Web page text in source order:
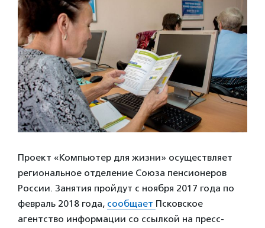
Проект «Компьютер для жизни» осуществляет
региональное отделение Союза пенсионеров
России. Занятия пройдут с ноября 2017 года по
февраль 2018 года, сообщает Псковское
агентство информации со ссылкой на пресс-